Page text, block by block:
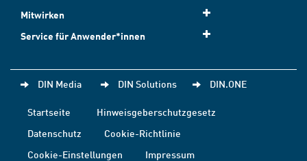
Mitwirken
Service für Anwender*innen
DIN Media DIN Solutions DIN.ONE
Startseite
Hinweisgeberschutzgesetz
Datenschutz
Cookie-Richtlinie
Cookie-Einstellungen
Impressum